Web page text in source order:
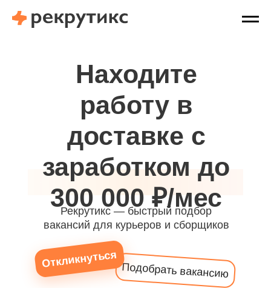
Находите
работу в
доставке с
заработком до
300 000 ₽/мес
Рекрутикс — быстрый подбор
вакансий для курьеров и сборщиков
Подобрать вакансию
Откликнуться